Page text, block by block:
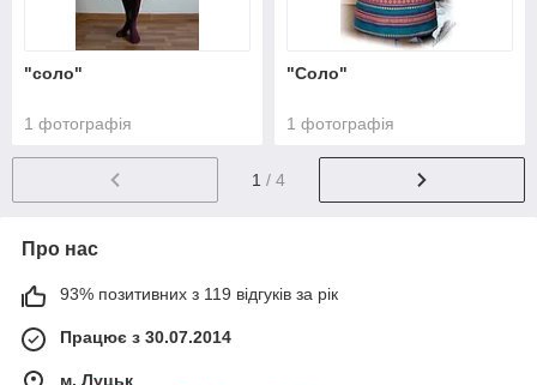
"соло"
1 фотографія
"Соло"
1 фотографія
1 / 4
Про нас
93% позитивних з 119 відгуків за рік
Працює з 30.07.2014
м. Луцьк